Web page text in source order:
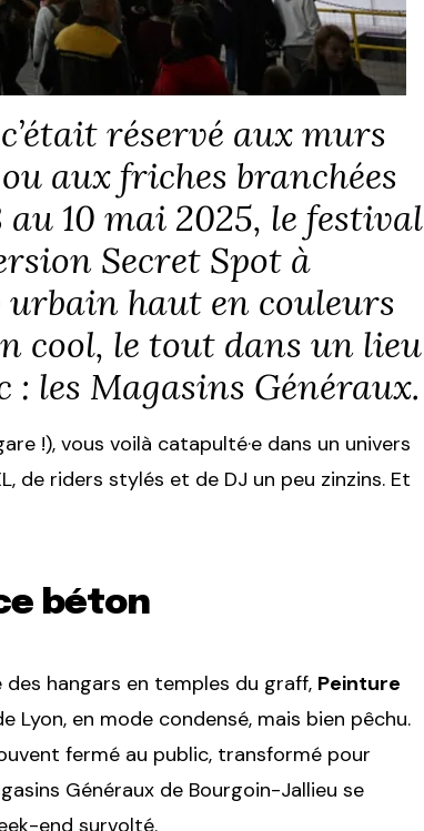
réservé aux murs
aux friches branchées
10 mai 2025, le festival
Secret Spot à
haut en couleurs
cool, le tout dans un lieu
les Magasins Généraux.
!), vous voilà catapulté·e dans un univers
de riders stylés et de DJ un peu zinzins. Et
béton
hangars en temples du graff, Peinture
Lyon, en mode condensé, mais bien pêchu.
fermé au public, transformé pour
Généraux de Bourgoin-Jallieu se
end survolté.